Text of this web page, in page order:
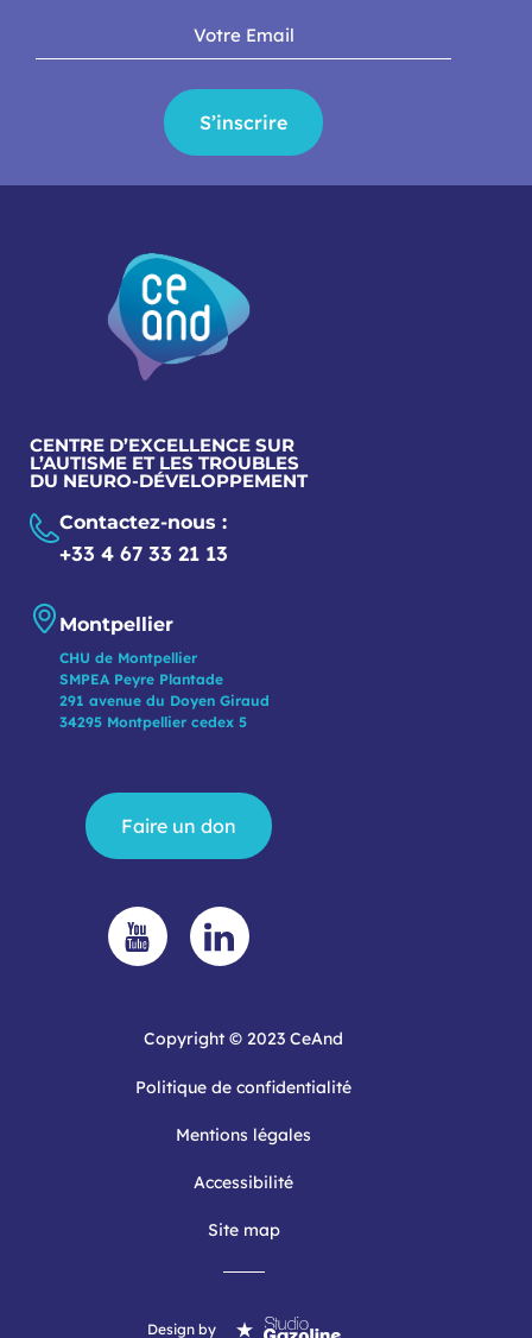
S’inscrire
CENTRE D’EXCELLENCE SUR
L’AUTISME ET LES TROUBLES
DU NEURO-DÉVELOPPEMENT
Contactez-nous :
+33 4 67 33 21 13
Montpellier
CHU de Montpellier
SMPEA Peyre Plantade
291 avenue du Doyen Giraud
34295 Montpellier cedex 5
Faire un don
Copyright © 2023 CeAnd
Politique de confidentialité
Mentions légales
Accessibilité
Site map
Design by